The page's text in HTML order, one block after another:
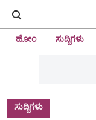
ಹೋಂ ಸುದ್ದಿಗಳು
ಸುದ್ದಿಗಳು